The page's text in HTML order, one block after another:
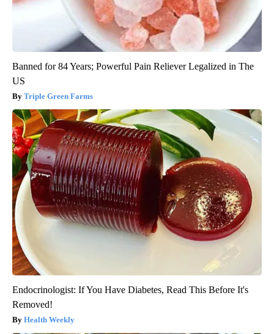
Banned for 84 Years; Powerful Pain Reliever Legalized in The
US
Triple Green Farms
Endocrinologist: If You Have Diabetes, Read This Before It's
Removed!
Health Weekly